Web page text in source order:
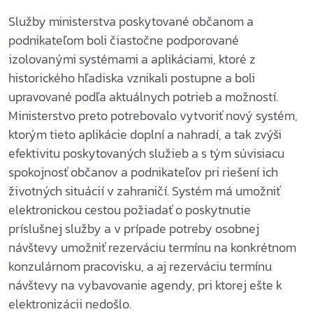
Služby ministerstva poskytované občanom a
podnikateľom boli čiastočne podporované
izolovanými systémami a aplikáciami, ktoré z
historického hľadiska vznikali postupne a boli
upravované podľa aktuálnych potrieb a možností.
Ministerstvo preto potrebovalo vytvoriť nový systém,
ktorým tieto aplikácie doplní a nahradí, a tak zvýši
efektivitu poskytovaných služieb a s tým súvisiacu
spokojnosť občanov a podnikateľov pri riešení ich
životných situácií v zahraničí. Systém má umožniť
elektronickou cestou požiadať o poskytnutie
príslušnej služby a v prípade potreby osobnej
návštevy umožniť rezerváciu termínu na konkrétnom
konzulárnom pracovisku, a aj rezerváciu termínu
návštevy na vybavovanie agendy, pri ktorej ešte k
elektronizácii nedošlo.